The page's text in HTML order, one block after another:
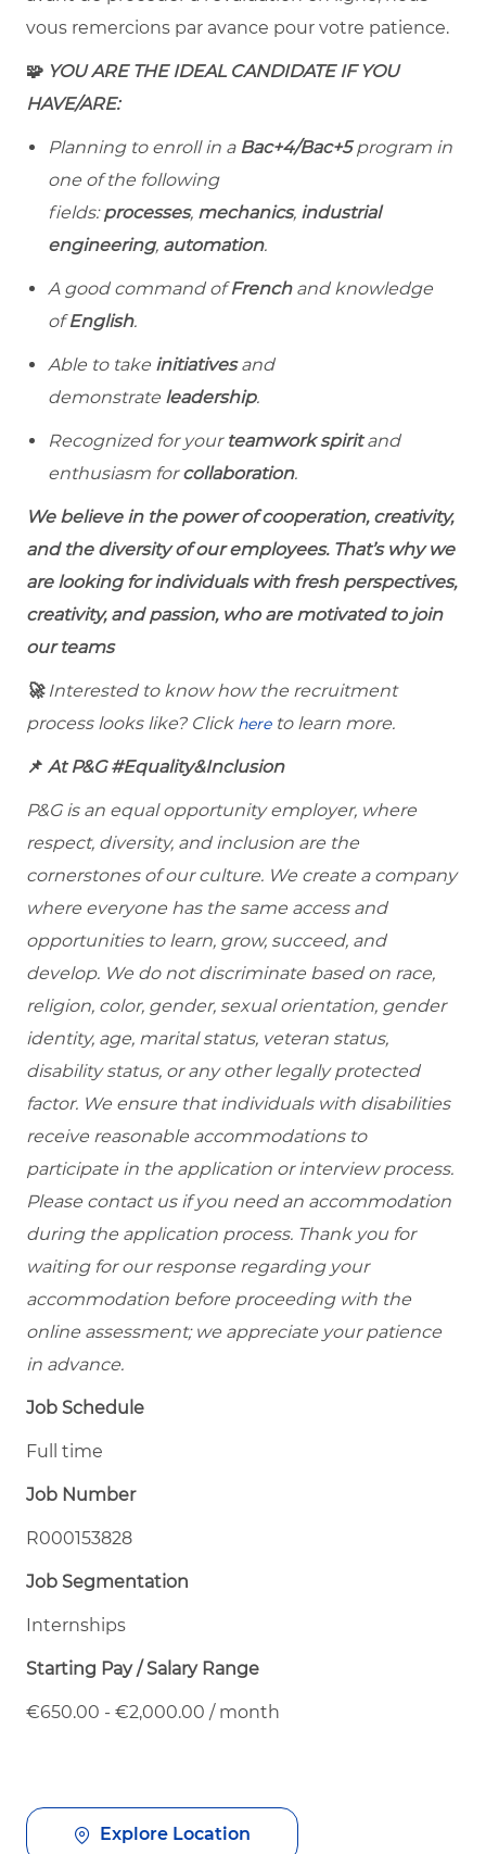
vous remercions par avance pour votre patience.
🧩 YOU ARE THE IDEAL CANDIDATE IF YOU
HAVE/ARE:
Planning to enroll in a Bac+4/Bac+5program in
one of the following
fields:processes, mechanics, industrial
engineering, automation.
A good command ofFrenchand knowledge
ofEnglish.
Able to take initiativesand
demonstrate leadership.
Recognized for your teamwork spiritand
enthusiasm forcollaboration.
We believe in the power of cooperation, creativity,
and the diversity of our employees. That’s why we
are looking for individuals with fresh perspectives,
creativity, and passion, who are motivated to join
our teams
🚀 Interested to know how the recruitment
process looks like? Click hereto learn more.
📌 At P&G #Equality&Inclusion
P&G is an equal opportunity employer, where
respect, diversity, and inclusion are the
cornerstones of our culture. We create a company
where everyone has the same access and
opportunities to learn, grow, succeed, and
develop. We do not discriminate based on race,
religion, color, gender, sexual orientation, gender
identity, age, marital status, veteran status,
disability status, or any other legally protected
factor. We ensure that individuals with disabilities
receive reasonable accommodations to
participate in the application or interview process.
Please contact us if you need an accommodation
during the application process. Thank you for
waiting for our response regarding your
accommodation before proceeding with the
online assessment; we appreciate your patience
in advance.
Job Schedule
Full time
Job Number
R000153828
Job Segmentation
Internships
Starting Pay / Salary Range
€650.00 - €2,000.00 / month
Explore Location